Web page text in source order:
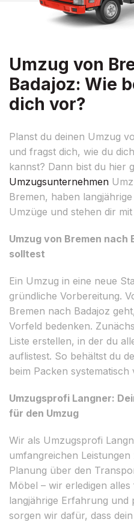
Umzug von
Badajoz: Wie
dich vor?
Planst du deinen Umzug
und fragst dich, wie du
kannst? Dann bist du hier
Umzugsunternehmen
Bremen, haben
Umzüge und stehen dir
Umzug von Bremen nach
solltest
Ein Umzug in eine neue
gründliche Vorbereitung.
Bremen nach Badajoz
Vorfeld bedenken.
Liste erstellen, in der du
auflistest. So behältst du
beim Packen systematisch
Umzugsprofi Langner:
für den Umzug
Wir als Umzugsprofi
umfangreichen
Planung über den
Möbel – wir erledigen
langjährige Erfahrung und
sorgen wir dafür, dass